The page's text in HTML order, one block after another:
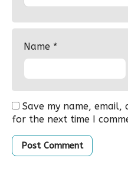
Name *
Save my name, email,
for the next time I